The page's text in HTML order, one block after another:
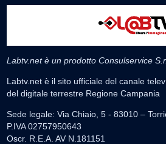
Labtv.net è un prodotto Consulservice
Labtv.net è il sito ufficiale del canale
del digitale terrestre Regione Campania
Sede legale: Via Chiaio, 5 - 83010 –
P.IVA 02757950643
Oscr. R.E.A. AV N.181151